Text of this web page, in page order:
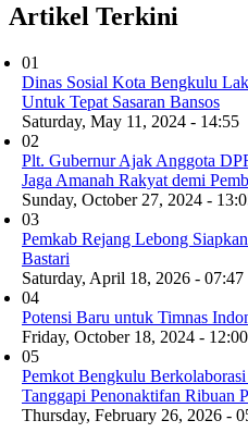
Artikel Terkini
01
Dinas Sosial Kota Bengkulu
Untuk Tepat Sasaran Bansos
Saturday, May 11, 2024 - 14:55
02
Plt. Gubernur Ajak Anggota
Jaga Amanah Rakyat demi
Sunday, October 27, 2024 -
03
Pemkab Rejang Lebong
Bastari
Saturday, April 18, 2026 - 07:47
04
Potensi Baru untuk Timnas
Friday, October 18, 2024 - 12:00
05
Pemkot Bengkulu
Tanggapi Penonaktifan Ribuan
Thursday, February 26, 2026 -